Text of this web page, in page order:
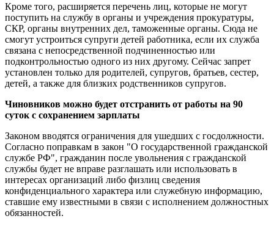
Кроме того, расширяется перечень лиц, которые не могут
поступить на службу в органы и учреждения прокуратуры,
СКР, органы внутренних дел, таможенные органы. Сюда не
смогут устроиться супруги детей работника, если их служба
связана с непосредственной подчиненностью или
подконтрольностью одного из них другому. Сейчас запрет
установлен только для родителей, супругов, братьев, сестер,
детей, а также для близких родственников супругов.
Чиновников можно будет отстранить от работы на 90
суток с сохранением зарплаты
Законом вводятся ограничения для ушедших с госдолжности.
Согласно поправкам в закон "О государственной гражданской
службе РФ", гражданин после увольнения с гражданской
службы будет не вправе разглашать или использовать в
интересах организаций либо физлиц сведения
конфиденциального характера или служебную информацию,
ставшие ему известными в связи с исполнением должностных
обязанностей.